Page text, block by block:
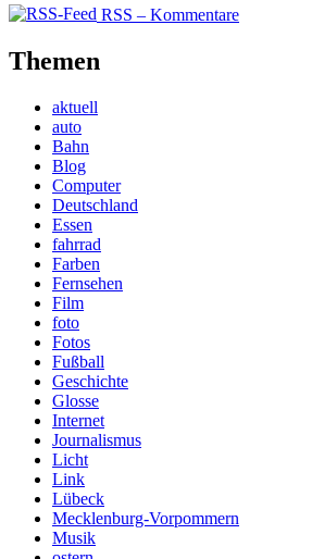
RSS – Kommentare
Themen
aktuell
auto
Bahn
Blog
Computer
Deutschland
Essen
fahrrad
Farben
Fernsehen
Film
foto
Fotos
Fußball
Geschichte
Glosse
Internet
Journalismus
Licht
Link
Lübeck
Mecklenburg-Vorpommern
Musik